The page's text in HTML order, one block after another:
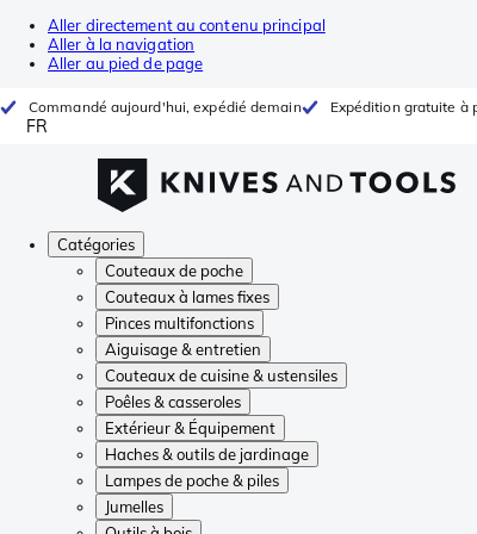
Aller directement au contenu principal
Aller à la navigation
Aller au pied de page
Commandé aujourd'hui, expédié demain Expédition gratuite à
FR
Catégories
Couteaux de poche
Couteaux à lames fixes
Pinces multifonctions
Aiguisage & entretien
Couteaux de cuisine & ustensiles
Poêles & casseroles
Extérieur & Équipement
Haches & outils de jardinage
Lampes de poche & piles
Jumelles